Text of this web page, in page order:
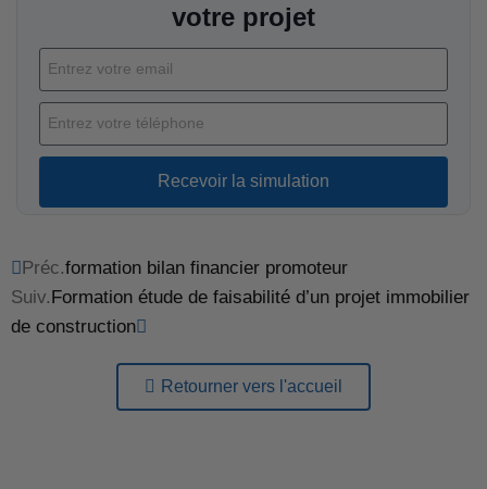
votre projet
Recevoir la simulation
Préc.formation bilan financier promoteur
Suiv.Formation étude de faisabilité d’un projet immobilier
de construction
Retourner vers l'accueil